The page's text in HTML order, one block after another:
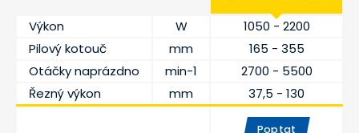
Výkon
W
1050 - 2200
Pilový kotouč
mm
165 - 355
Otáčky naprázdno
min-1
2700 - 5500
Řezný výkon
mm 37,5 - 130
Poptat